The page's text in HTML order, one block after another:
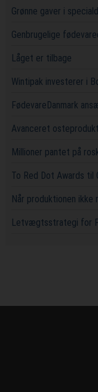
Grønne gaver i
Genbrugelige
Låget er tilbage
Wintipak investerer i
FødevareDanmark
Avanceret
Millioner pantet på
To Red Dot Awards til
Når produktionen ikke
Letvægtsstrategi for